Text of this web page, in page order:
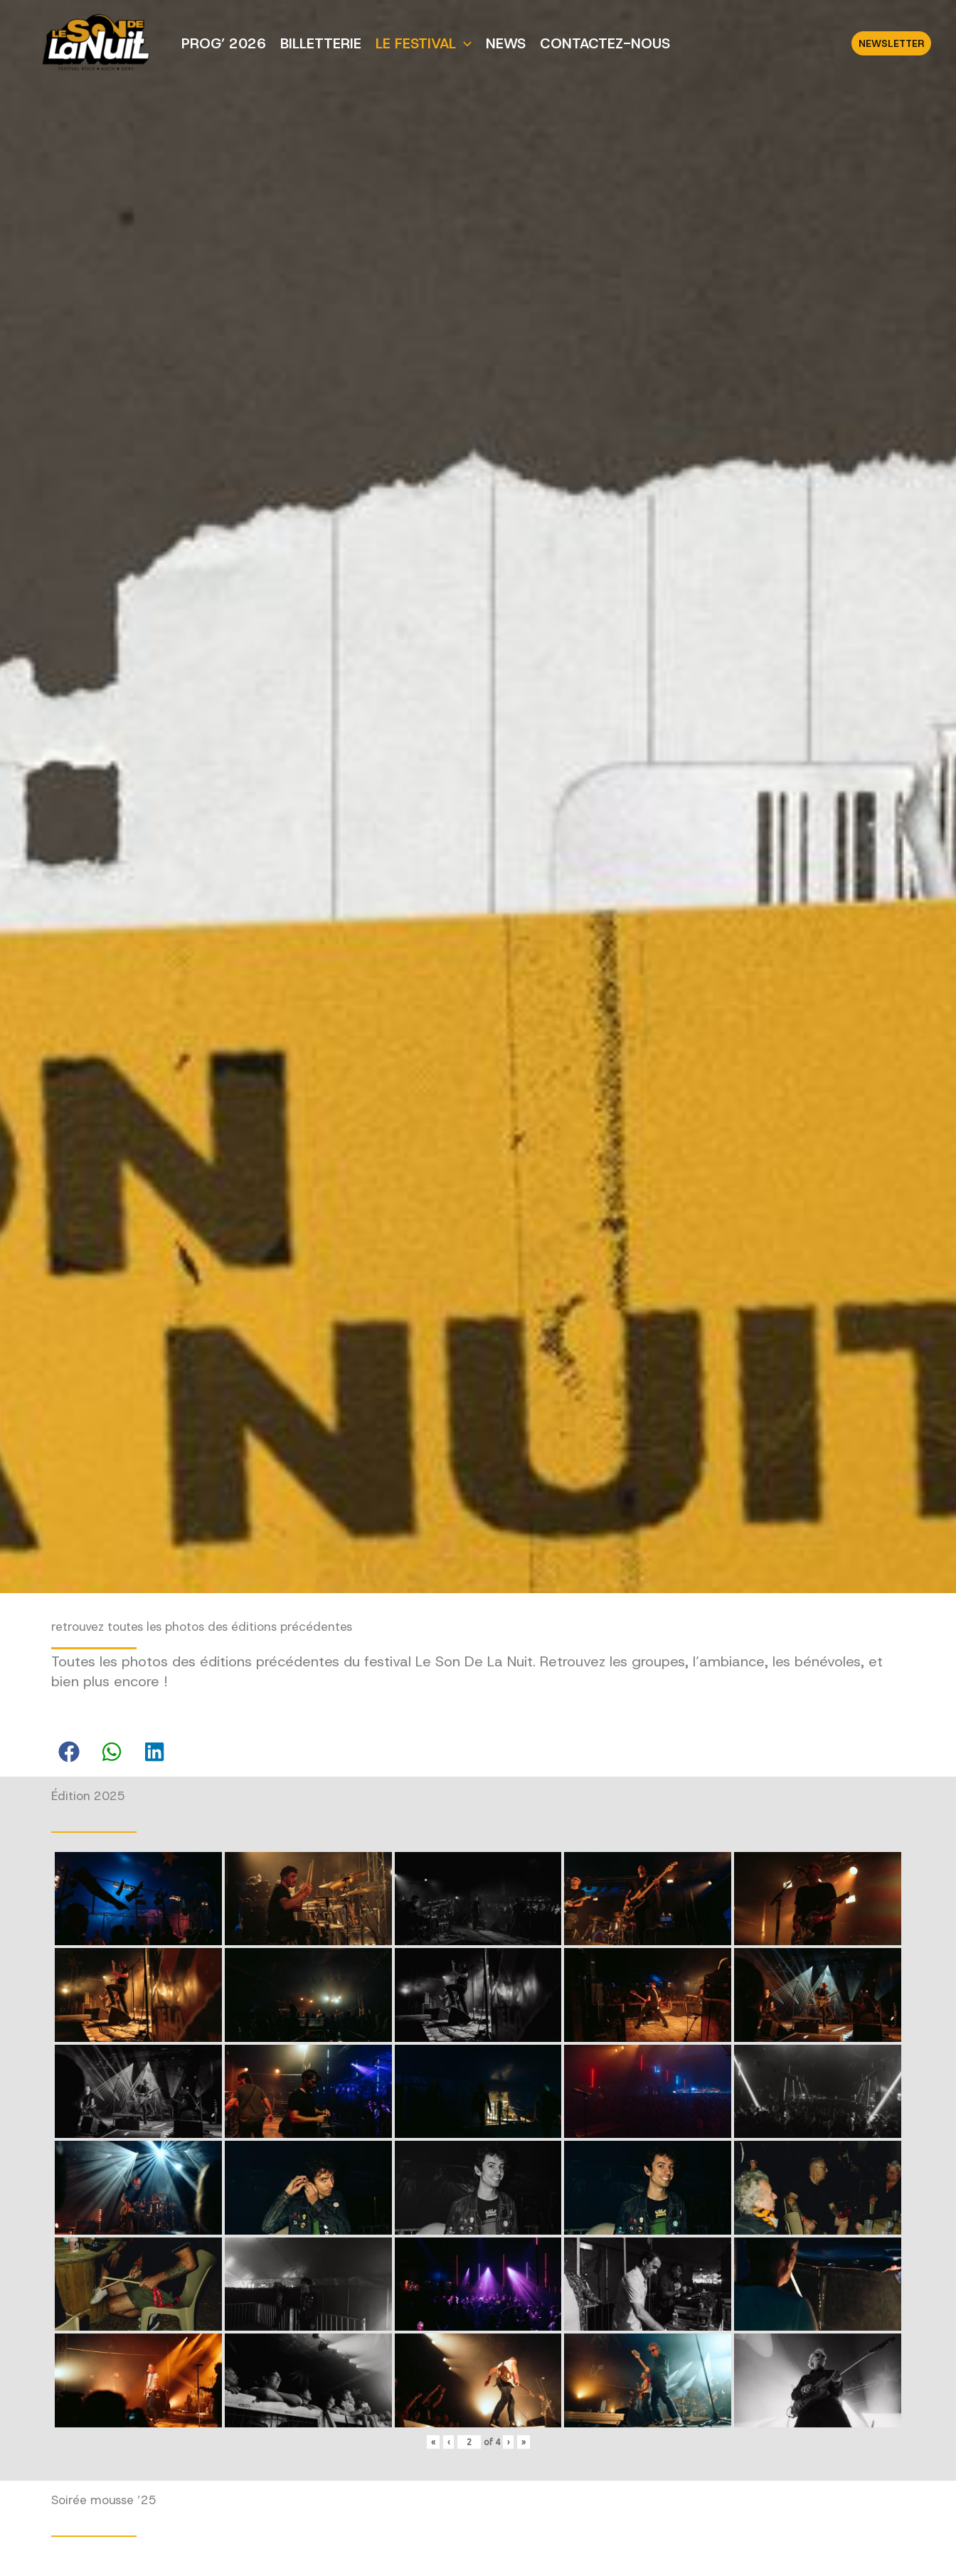
PROG’ 2026 BILLETTERIE LE FESTIVAL NEWS CONTACTEZ-NOUS NEWSLETTER
retrouvez toutes les photos des éditions précédentes
Toutes les photos des éditions précédentes du festival Le Son De La Nuit. Retrouvez les groupes, l’ambiance, les bénévoles, et
bien plus encore !
Édition 2025
« ‹ of 4 › »
Soirée mousse ’25